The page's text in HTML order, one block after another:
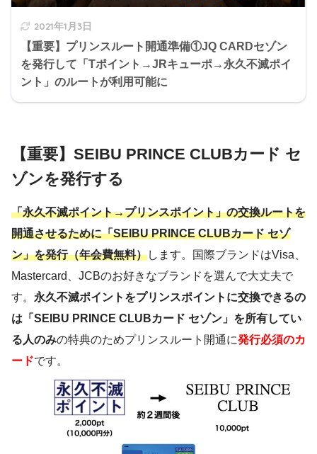
2021年1月3日
【重要】プリンスルート開通準備①JQ CARDセゾン
を発行して「Tポイント→JRキューポ→永久不滅ポイ
ント」のルートが利用可能に
【重要】SEIBU PRINCE CLUBカード セ
ゾンを発行する
「永久不滅ポイント→プリンスポイント」の交換ルートを
開通させるために「SEIBU PRINCE CLUBカード セゾ
ン」を発行（年会費無料）します。国際ブランドはVisa、
Mastercard、JCBのお好きなブランドを選んで大丈夫で
す。 永久不滅ポイントをプリンスポイントに交換できるの
は「SEIBU PRINCE CLUBカード セゾン」を所有してい
る人のみの特典のためプリンスルート開通に発行必須のカ
ードです。